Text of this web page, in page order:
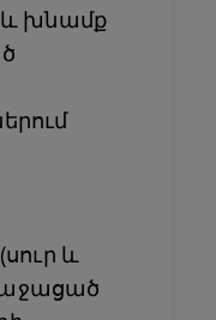
և խնամք
և